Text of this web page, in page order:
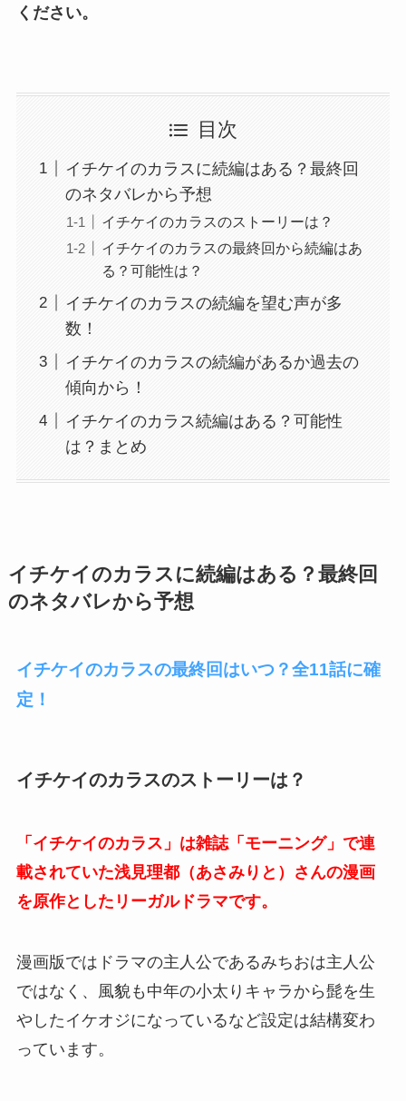
ください。
目次
イチケイのカラスに続編はある？最終回
のネタバレから予想
イチケイのカラスのストーリーは？
イチケイのカラスの最終回から続編はあ
る？可能性は？
イチケイのカラスの続編を望む声が多
数！
イチケイのカラスの続編があるか過去の
傾向から！
イチケイのカラス続編はある？可能性
は？まとめ
イチケイのカラスに続編はある？最終回
のネタバレから予想
イチケイのカラスの最終回はいつ？全11話に確
定！
イチケイのカラスのストーリーは？
「イチケイのカラス」は雑誌「モーニング」で連
載されていた浅見理都（あさみりと）さんの漫画
を原作としたリーガルドラマです。
漫画版ではドラマの主人公であるみちおは主人公
ではなく、風貌も中年の小太りキャラから髭を生
やしたイケオジになっているなど設定は結構変わ
っています。